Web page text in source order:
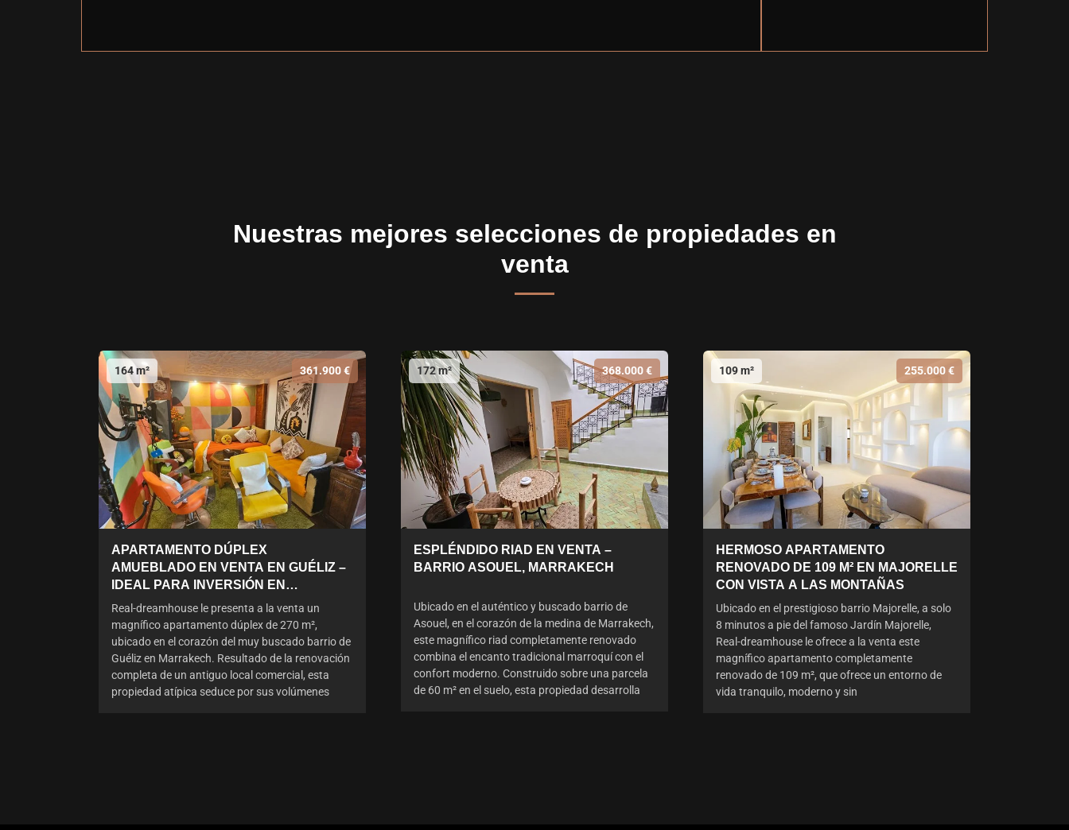
Nuestras mejores selecciones de propiedades en
venta
164 m² 361.900 €
APARTAMENTO DÚPLEX
AMUEBLADO EN VENTA EN GUÉLIZ –
IDEAL PARA INVERSIÓN EN
ALQUILER
Real-dreamhouse le presenta a la venta un
magnífico apartamento dúplex de 270 m²,
ubicado en el corazón del muy buscado barrio de
Guéliz en Marrakech. Resultado de la renovación
completa de un antiguo local comercial, esta
propiedad atípica seduce por sus volúmenes
172 m² 368.000 €
ESPLÉNDIDO RIAD EN VENTA –
BARRIO ASOUEL, MARRAKECH
Ubicado en el auténtico y buscado barrio de
Asouel, en el corazón de la medina de Marrakech,
este magnífico riad completamente renovado
combina el encanto tradicional marroquí con el
confort moderno. Construido sobre una parcela
de 60 m² en el suelo, esta propiedad desarrolla
109 m² 255.000 €
HERMOSO APARTAMENTO
RENOVADO DE 109 M² EN MAJORELLE
CON VISTA A LAS MONTAÑAS
Ubicado en el prestigioso barrio Majorelle, a solo
8 minutos a pie del famoso Jardín Majorelle,
Real-dreamhouse le ofrece a la venta este
magnífico apartamento completamente
renovado de 109 m², que ofrece un entorno de
vida tranquilo, moderno y sin